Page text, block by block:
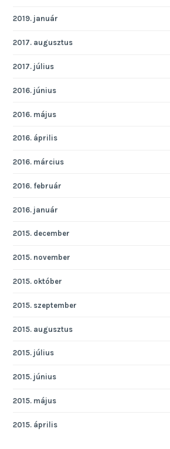
2019. január
2017. augusztus
2017. július
2016. június
2016. május
2016. április
2016. március
2016. február
2016. január
2015. december
2015. november
2015. október
2015. szeptember
2015. augusztus
2015. július
2015. június
2015. május
2015. április